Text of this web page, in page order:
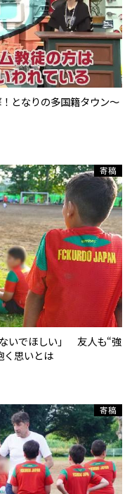
となりの多国籍タウン～
いでほしい」 友人も“強
思いとは
寄稿
寄稿